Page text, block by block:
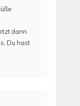
dann
Du hast